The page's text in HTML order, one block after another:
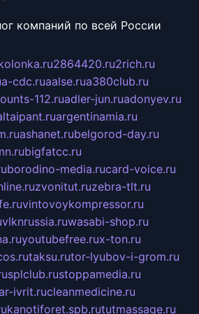
компаний по всей России
2864420.ru2rich.ru
a-cdc.ruaalse.rua380club.ru
112.ruadler-jun.ruadonyev.ru
argentinamia.ru
ashanet.rubelgorod-day.ru
bigfatcc.ru
borodino-media.rucard-voice.ru
zvonitut.ruzebra-tlt.ru
vintovoykompressor.ru
vlknrussia.ruwasabi-shop.ru
youtubefree.rux-ton.ru
taksu.rutor-lyubov-i-grom.ru
splclub.rustoppamedia.ru
ivrit.rucleanmedicine.ru
kanotiforet.spb.rututmassage.ru